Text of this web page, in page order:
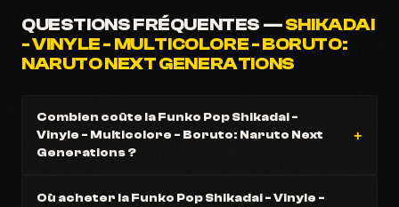
QUESTIONS FRÉQUENTES —SHIKADAI
- VINYLE - MULTICOLORE - BORUTO:
NARUTO NEXT GENERATIONS
Combien coûte la Funko Pop Shikadai -
Vinyle - Multicolore - Boruto: Naruto Next
Generations ?
Où acheter la Funko Pop Shikadai - Vinyle -